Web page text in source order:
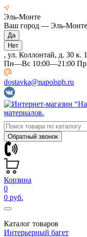
Эль-Монте
Ваш город — Эль-Монте
, ул. Коллонтай, д. 30 к.
Пн—Вс 10:00—21:00
dostavka@napolspb.ru
Обратный звонок
Корзина
0
0 руб.
Каталог товаров
Интерьерный багет